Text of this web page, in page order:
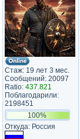
Стаж: 19 лет 3 мес.
Сообщений: 20097
Ratio: 437.821
Поблагодарили:
2198451
100%
Откуда: Россия